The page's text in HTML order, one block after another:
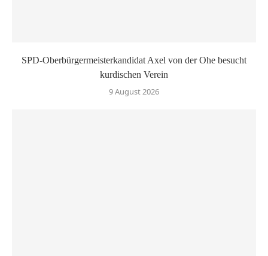
SPD-Oberbürgermeisterkandidat Axel von der Ohe besucht
kurdischen Verein
9 August 2026